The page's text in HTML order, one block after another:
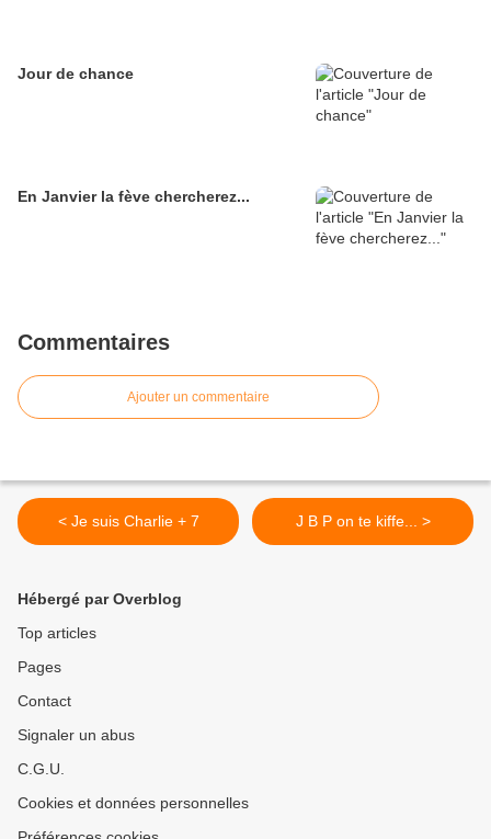
Jour de chance
En Janvier la fève chercherez...
Commentaires
Ajouter un commentaire
< Je suis Charlie + 7 J B P on te kiffe... >
Hébergé par Overblog
Top articles
Pages
Contact
Signaler un abus
C.G.U.
Cookies et données personnelles